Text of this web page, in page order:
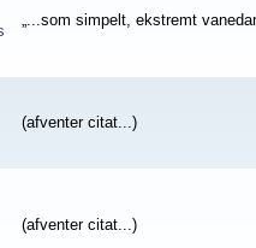
„...som simpelt, ekstremt
(afventer citat...)
(afventer citat...)